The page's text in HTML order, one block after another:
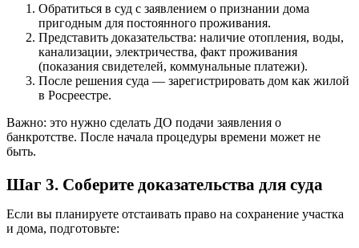
Обратиться в суд с заявлением о признании дома
пригодным для постоянного проживания.
Представить доказательства: наличие отопления, воды,
канализации, электричества, факт проживания
(показания свидетелей, коммунальные платежи).
После решения суда — зарегистрировать дом как жилой
в Росреестре.
Важно: это нужно сделать ДО подачи заявления о
банкротстве. После начала процедуры времени может не
быть.
Шаг 3. Соберите доказательства для суда
Если вы планируете отстаивать право на сохранение участка
и дома, подготовьте: